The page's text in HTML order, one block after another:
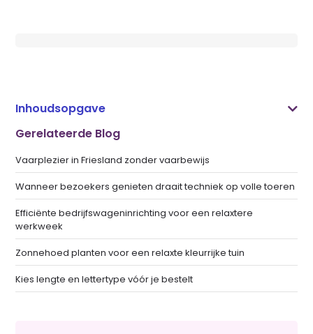
Inhoudsopgave
Gerelateerde Blog
Vaarplezier in Friesland zonder vaarbewijs
Wanneer bezoekers genieten draait techniek op volle toeren
Efficiënte bedrijfswageninrichting voor een relaxtere
werkweek
Zonnehoed planten voor een relaxte kleurrijke tuin
Kies lengte en lettertype vóór je bestelt